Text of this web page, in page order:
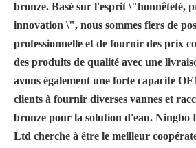
bronze. Basé sur l'esprit \"honnêteté,
innovation \", nous sommes fiers de
professionnelle et de fournir des prix
des produits de qualité avec une
avons également une forte capacité
clients à fournir diverses vannes et
bronze pour la solution d'eau. Ningbo
Ltd cherche à être le meilleur